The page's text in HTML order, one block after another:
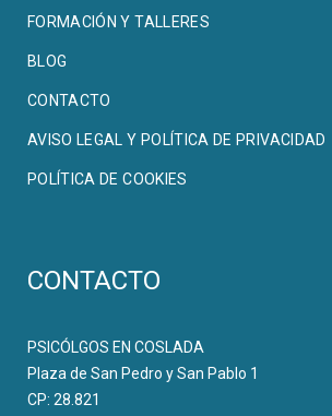
FORMACIÓN Y TALLERES
BLOG
CONTACTO
AVISO LEGAL Y POLÍTICA DE PRIVACIDAD
POLÍTICA DE COOKIES
CONTACTO
PSICÓLGOS EN COSLADA
Plaza de San Pedro y San Pablo 1
CP: 28.821